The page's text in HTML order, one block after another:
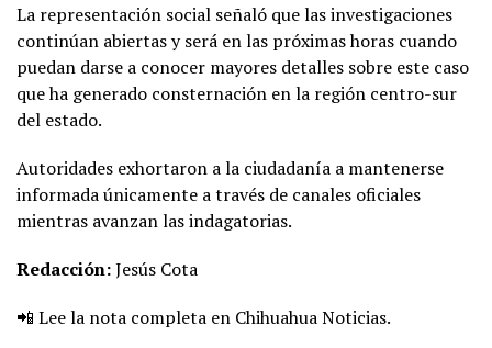
La representación social señaló que las investigaciones
continúan abiertas y será en las próximas horas cuando
puedan darse a conocer mayores detalles sobre este caso
que ha generado consternación en la región centro-sur
del estado.
Autoridades exhortaron a la ciudadanía a mantenerse
informada únicamente a través de canales oficiales
mientras avanzan las indagatorias.
Redacción:Jesús Cota
📲 Lee la nota completa en Chihuahua Noticias.